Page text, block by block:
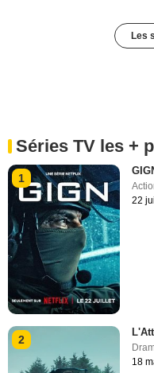
Les
Séries TV les +
1
22
2
18